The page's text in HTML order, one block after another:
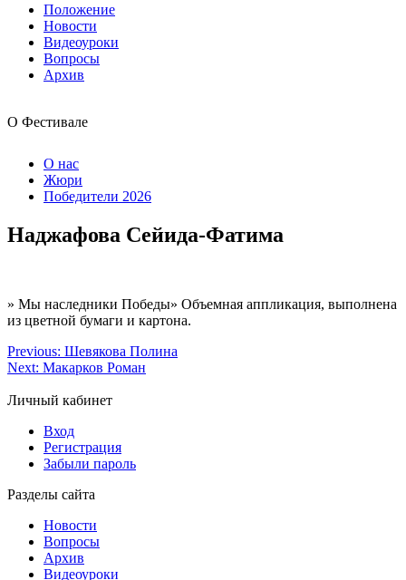
Положение
Новости
Видеоуроки
Вопросы
Архив
О Фестивале
О нас
Жюри
Победители 2026
Наджафова Сейида-Фатима
» Мы наследники Победы» Объемная аппликация, выполнена
из цветной бумаги и картона.
Previous: Шевякова Полина
Next: Макарков Роман
Личный кабинет
Вход
Регистрация
Забыли пароль
Разделы сайта
Новости
Вопросы
Архив
Видеоуроки